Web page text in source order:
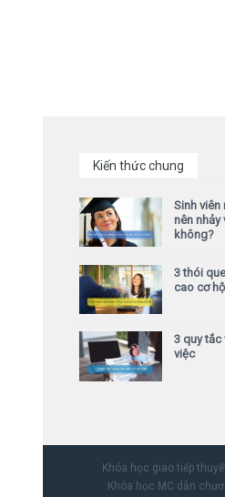
Kiến thức chung
Sinh viên
nên nhảy
không?
3 thói
cao cơ
3 quy tắc
việc
Khóa học giao tiếp
Khóa học MC dẫn